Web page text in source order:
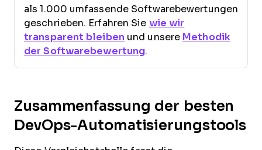
als 1.000 umfassende Softwarebewertungen
geschrieben. Erfahren Sie wie wir
transparent bleiben und unsere Methodik
der Softwarebewertung.
Zusammenfassung der besten
DevOps-Automatisierungstools